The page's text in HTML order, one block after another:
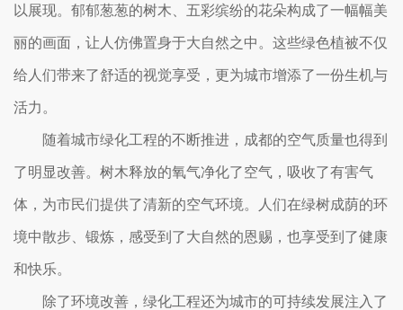
以展现。郁郁葱葱的树木、五彩缤纷的花朵构成了一幅幅美
丽的画面，让人仿佛置身于大自然之中。这些绿色植被不仅
给人们带来了舒适的视觉享受，更为城市增添了一份生机与
活力。
随着城市绿化工程的不断推进，成都的空气质量也得到
了明显改善。树木释放的氧气净化了空气，吸收了有害气
体，为市民们提供了清新的空气环境。人们在绿树成荫的环
境中散步、锻炼，感受到了大自然的恩赐，也享受到了健康
和快乐。
除了环境改善，绿化工程还为城市的可持续发展注入了